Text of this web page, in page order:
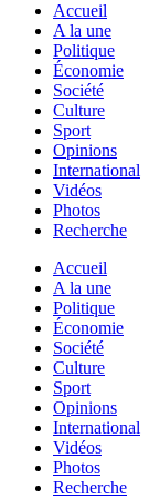
Accueil
A la une
Politique
Économie
Société
Culture
Sport
Opinions
International
Vidéos
Photos
Recherche
Accueil
A la une
Politique
Économie
Société
Culture
Sport
Opinions
International
Vidéos
Photos
Recherche